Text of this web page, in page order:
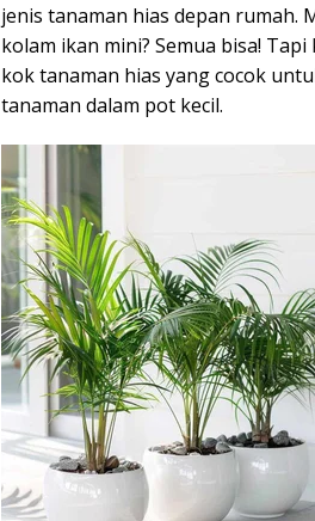
jenis tanaman hias depan rumah.
kolam ikan mini? Semua bisa!
kok tanaman hias yang cocok
tanaman dalam pot kecil.